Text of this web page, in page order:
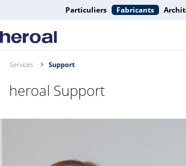
Particuliers Fabricants
Services Support
heroal Support